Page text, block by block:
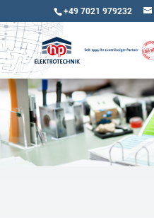
+49 7021 979232